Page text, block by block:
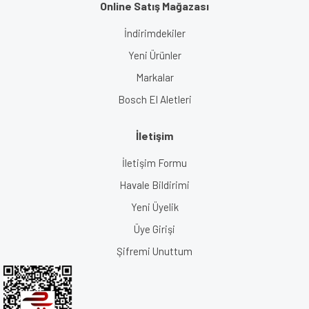
Online Satış Mağazası
İndirimdekiler
Yeni Ürünler
Markalar
Bosch El Aletleri
İletişim
İletişim Formu
Havale Bildirimi
Yeni Üyelik
Üye Girişi
Şifremi Unuttum